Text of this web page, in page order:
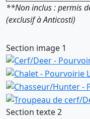
**Non inclus : permis
(exclusif à Anticosti)
Section image 1
Section texte 2